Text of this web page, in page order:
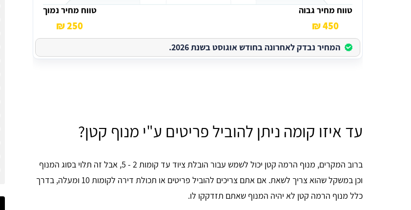
טווח מחיר גבוה
450 ₪
טווח מחיר נמוך
250 ₪
המחיר נבדק לאחרונה בחודש אוגוסט בשנת 2026.
עד איזו קומה ניתן להוביל פריטים ע"י מנוף קטן?
ברוב המקרים, מנוף הרמה קטן יכול לשמש עבור הובלת ציוד עד קומות 2 - 5, אבל זה תלוי בסוג המנוף
וכן במשקל שהוא צריך לשאת. אם אתם צריכים להוביל פריטים או תכולת דירה לקומות 10 ומעלה, בדרך
כלל מנוף הרמה קטן לא יהיה המנוף שאתם תזדקקו לו.